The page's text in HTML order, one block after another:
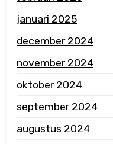
januari 2025
december 2024
november 2024
oktober 2024
september 2024
augustus 2024